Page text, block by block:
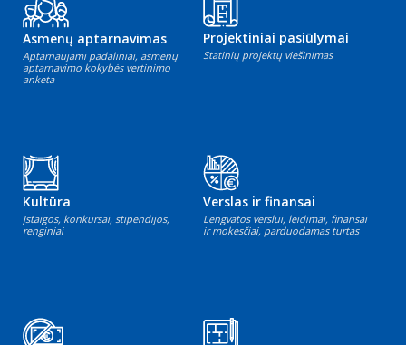
Asmenų aptarnavimas
Aptarnaujami padaliniai, asmenų
aptarnavimo kokybės vertinimo
anketa
Projektiniai pasiūlymai
Statinių projektų viešinimas
Kultūra
Įstaigos, konkursai, stipendijos,
renginiai
Verslas ir finansai
Lengvatos verslui, leidimai, finansai
ir mokesčiai, parduodamas turtas